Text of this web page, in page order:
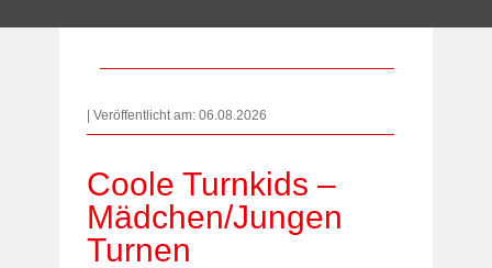
| Veröffentlicht am: 06.08.2026
Coole Turnkids –
Mädchen/Jungen
Turnen